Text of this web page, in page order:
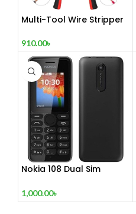
Multi-Tool Wire Stripper
910.00৳
Nokia 108 Dual Sim
1,000.00৳